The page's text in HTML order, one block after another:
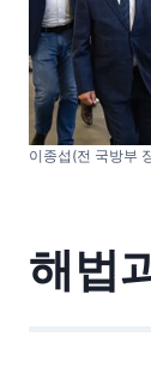
이종섭(전 국방부
해법